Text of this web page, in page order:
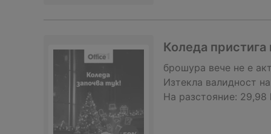
Коледа
брошура вече не е
Изтекла валидност
На разстояние: 29,98